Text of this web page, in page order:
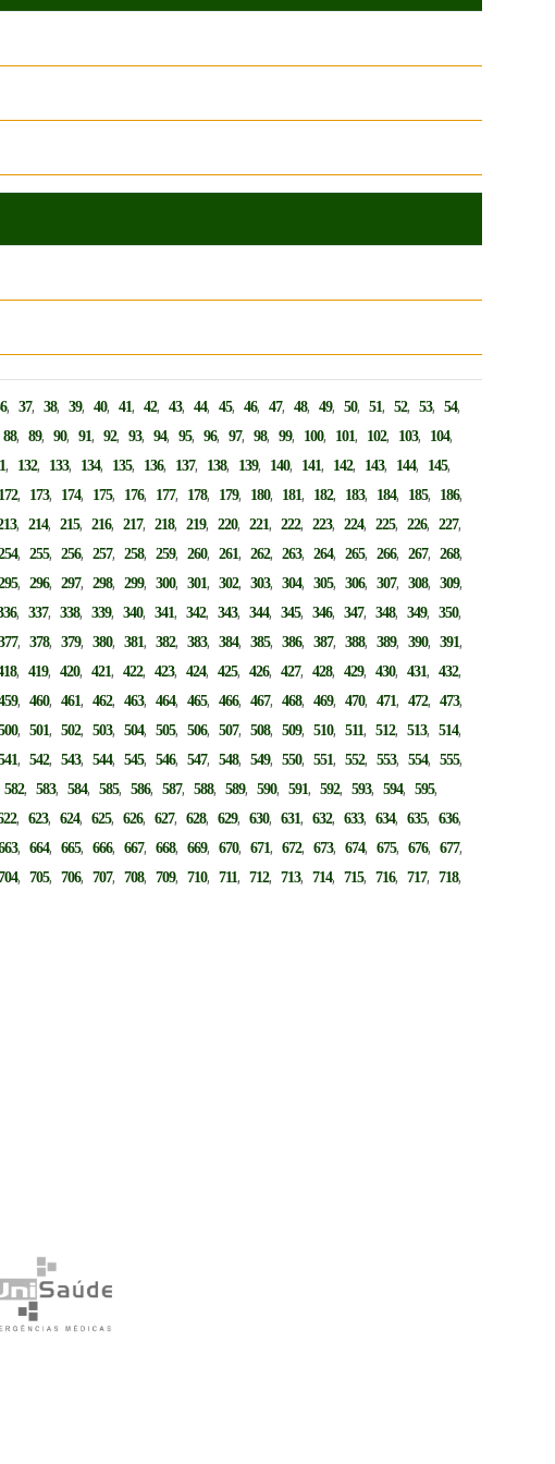
,37,38,39,40,41,42,43,44,45,46,47,48,49,50,51,52,53,54,
88,89,90,91,92,93,94,95,96,97,98,99, 100, 101, 102, 103, 104,
, 132, 133, 134, 135, 136, 137, 138, 139, 140, 141, 142, 143, 144, 145,
172, 173, 174, 175, 176, 177, 178, 179, 180, 181, 182, 183, 184, 185, 186,
,214,215,216,217,218,219,220,221,222,223,224,225,226,227,
,255,256,257,258,259,260,261,262,263,264,265,266,267,268,
,296,297,298,299,300,301,302,303,304,305,306,307,308,309,
,337,338,339,340,341,342,343,344,345,346,347,348,349,350,
,378,379,380,381,382,383,384,385,386,387,388,389,390,391,
,419,420,421,422,423,424,425,426,427,428,429,430,431,432,
,460,461,462,463,464,465,466,467,468,469,470,471,472,473,
,501,502,503,504,505,506,507,508,509,510,511,512,513,514,
,542,543,544,545,546,547,548,549,550,551,552,553,554,555,
582,583,584,585,586,587,588,589,590,591,592,593,594,595,
,623,624,625,626,627,628,629,630,631,632,633,634,635,636,
,664,665,666,667,668,669,670,671,672,673,674,675,676,677,
,705,706,707,708,709,710,711,712,713,714,715,716,717,718,